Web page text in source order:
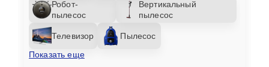
Робот-
пылесос
Вертикальный
пылесос
Телевизор
Пылесос
Показать еще